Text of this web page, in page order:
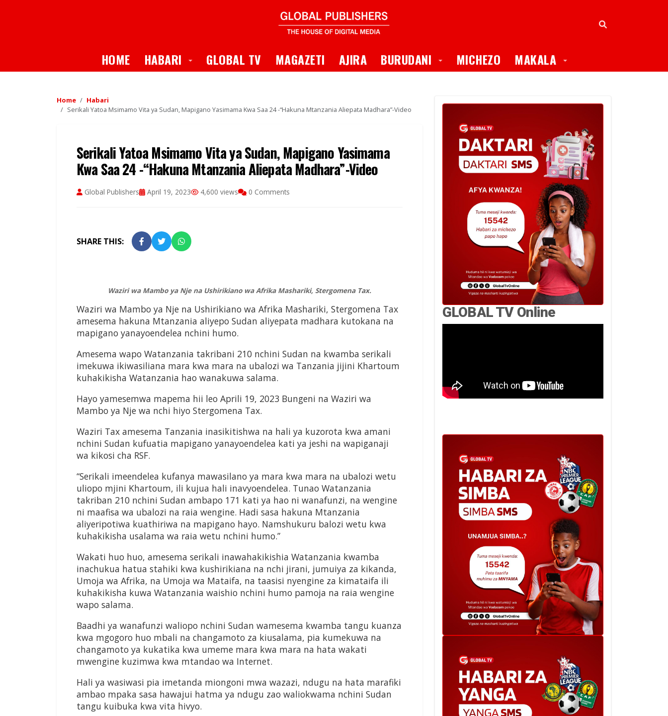
HOME HABARI Toggle Dropdown
GLOBAL TV MAGAZETI AJIRA BURUDANI Toggle Dropdown
MICHEZO MAKALA Toggle Dropdown
Home
Habari
Serikali Yatoa Msimamo Vita ya Sudan, Mapigano Yasimama Kwa Saa 24 -“Hakuna Mtanzania Aliepata Madhara”-Video
Serikali Yatoa Msimamo Vita ya Sudan, Mapigano Yasimama
Kwa Saa 24 -“Hakuna Mtanzania Aliepata Madhara”-Video
Global Publishers April 19, 2023 4,600 views 0 Comments
SHARE THIS:
Waziri wa Mambo ya Nje na Ushirikiano wa Afrika Mashariki, Stergomena Tax.
Waziri wa Mambo ya Nje na Ushirikiano wa Afrika Mashariki, Stergomena Tax
amesema hakuna Mtanzania aliyepo Sudan aliyepata madhara kutokana na
mapigano yanayoendelea nchini humo.
Amesema wapo Watanzania takribani 210 nchini Sudan na kwamba serikali
imekuwa ikiwasiliana mara kwa mara na ubalozi wa Tanzania jijini Khartoum
kuhakikisha Watanzania hao wanakuwa salama.
Hayo yamesemwa mapema hii leo Aprili 19, 2023 Bungeni na Waziri wa
Mambo ya Nje wa nchi hiyo Stergomena Tax.
Waziri Tax amesema Tanzania inasikitishwa na hali ya kuzorota kwa amani
nchini Sudan kufuatia mapigano yanayoendelea kati ya jeshi na wapiganaji
wa kikosi cha RSF.
“Serikali imeendelea kufanya mawasilano ya mara kwa mara na ubalozi wetu
uliopo mjini Khartoum, ili kujua hali inavyoendelea. Tunao Watanzania
takriban 210 nchini Sudan ambapo 171 kati ya hao ni wanafunzi, na wengine
ni maafisa wa ubalozi na raia wengine. Hadi sasa hakuna Mtanzania
aliyeripotiwa kuathiriwa na mapigano hayo. Namshukuru balozi wetu kwa
kuhakikisha usalama wa raia wetu nchini humo.”
Wakati huo huo, amesema serikali inawahakikishia Watanzania kwamba
inachukua hatua stahiki kwa kushirikiana na nchi jirani, jumuiya za kikanda,
Umoja wa Afrika, na Umoja wa Mataifa, na taasisi nyengine za kimataifa ili
kuhakikisha kuwa Watanzania waishio nchini humo pamoja na raia wengine
wapo salama.
Baadhi ya wanafunzi waliopo nchini Sudan wamesema kwamba tangu kuanza
kwa mgogoro huo mbali na changamoto za kiusalama, pia kumekuwa na
changamoto ya kukatika kwa umeme mara kwa mara na hata wakati
mwengine kuzimwa kwa mtandao wa Internet.
Hali ya wasiwasi pia imetanda miongoni mwa wazazi, ndugu na hata marafiki
ambao mpaka sasa hawajui hatma ya ndugu zao waliokwama nchini Sudan
tangu kuibuka kwa vita hivyo.
GLOBAL TV Online